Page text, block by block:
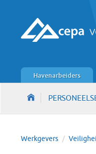
Havenarbeiders
Werkgevers /